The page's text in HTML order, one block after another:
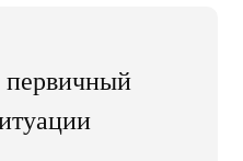
первичный